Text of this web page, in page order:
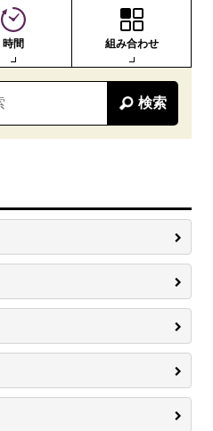
時間 組み合わせ
検索